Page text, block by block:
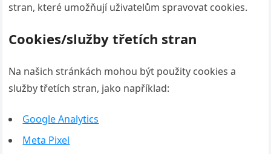
stran, které umožňují uživatelům spravovat cookies.
Cookies/služby třetích stran
Na našich stránkách mohou být použity cookies a
služby třetích stran, jako například:
Google Analytics
Meta Pixel